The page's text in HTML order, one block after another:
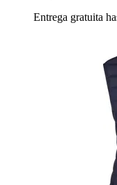
Entrega gratuita